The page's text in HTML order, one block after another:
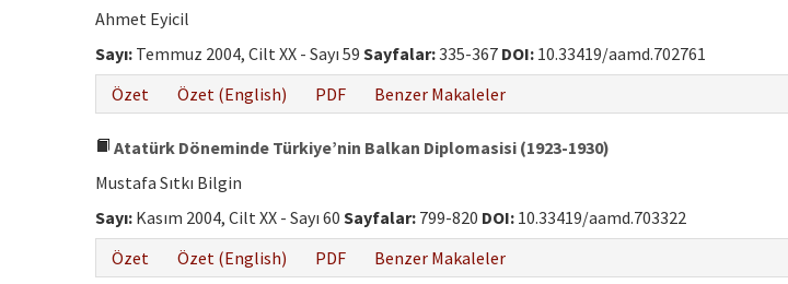
Ahmet Eyicil
Sayı: Temmuz 2004, Cilt XX - Sayı 59 Sayfalar:335-367 DOI: 10.33419/aamd.702761
Özet
Özet (English) PDF Benzer Makaleler
Atatürk Döneminde Türkiye’nin Balkan Diplomasisi (1923-1930)
Mustafa Sıtkı Bilgin
Sayı: Kasım 2004, Cilt XX - Sayı 60 Sayfalar: 799-820 DOI: 10.33419/aamd.703322
Özet
Özet (English) PDF Benzer Makaleler